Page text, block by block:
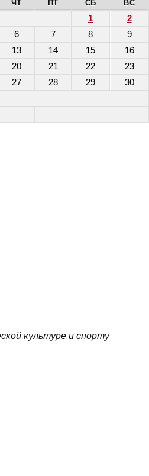
ЧТ ПТ СБ ВС
1
2
6 7 8
9
13 14 15
16
20 21 22
23
27 28 29
30
культуре и спорту